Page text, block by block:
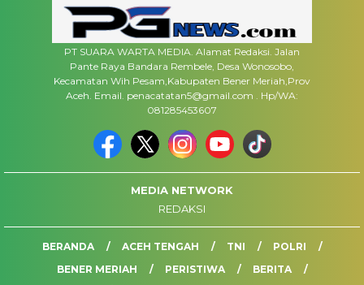
PT SUARA WARTA MEDIA. Alamat Redaksi. Jalan
Pante Raya Bandara Rembele, Desa Wonosobo,
Kecamatan Wih Pesam,Kabupaten Bener Meriah,Prov
Aceh. Email. penacatatan5@gmail.com . Hp/WA:
081285453607
MEDIA NETWORK
REDAKSI
BERANDA ACEH TENGAH TNI
POLRI
BENER MERIAH
PERISTIWA
BERITA